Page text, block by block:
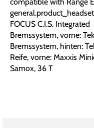
FOCUS C.I.S. Integrated
Bremssystem, vorne:
Bremssystem, hinten:
Reife, vorne: Maxxis
Samox, 36 T